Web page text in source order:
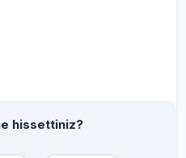
hissettiniz?